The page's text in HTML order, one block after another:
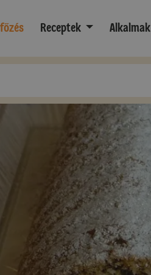
Receptek Alkalmak